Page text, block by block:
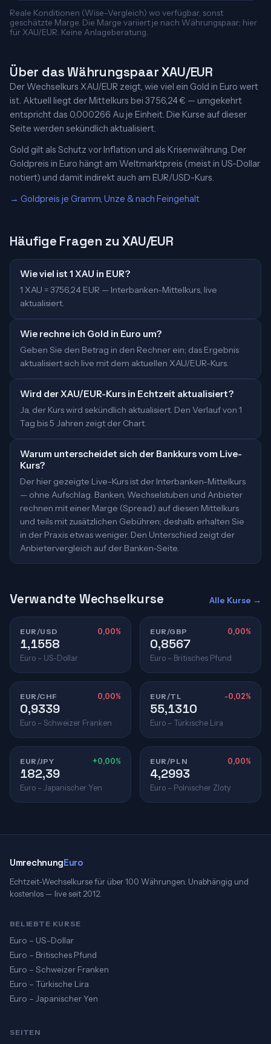
Reale Konditionen (Wise-Vergleich) wo verfügbar, sonst
geschätzte Marge. Die Marge variiert je nach Währungspaar; hier
für XAU/EUR. Keine Anlageberatung.
Über das Währungspaar XAU/EUR
Der Wechselkurs XAU/EUR zeigt, wie viel ein Gold in Euro wert
ist. Aktuell liegt der Mittelkurs bei 3756,24 € — umgekehrt
entspricht das 0,000266 Au je Einheit. Die Kurse auf dieser
Seite werden sekündlich aktualisiert.
Gold gilt als Schutz vor Inflation und als Krisenwährung. Der
Goldpreis in Euro hängt am Weltmarktpreis (meist in US-Dollar
notiert) und damit indirekt auch am EUR/USD-Kurs.
→ Goldpreis je Gramm, Unze & nach Feingehalt
Häufige Fragen zu XAU/EUR
Wie viel ist 1 XAU in EUR?
1 XAU = 3756,24 EUR — Interbanken-Mittelkurs, live
aktualisiert.
Wie rechne ich Gold in Euro um?
Geben Sie den Betrag in den Rechner ein; das Ergebnis
aktualisiert sich live mit dem aktuellen XAU/EUR-Kurs.
Wird der XAU/EUR-Kurs in Echtzeit aktualisiert?
Ja, der Kurs wird sekündlich aktualisiert. Den Verlauf von 1
Tag bis 5 Jahren zeigt der Chart.
Warum unterscheidet sich der Bankkurs vom Live-
Kurs?
Der hier gezeigte Live-Kurs ist der Interbanken-Mittelkurs
— ohne Aufschlag. Banken, Wechselstuben und Anbieter
rechnen mit einer Marge (Spread) auf diesen Mittelkurs
und teils mit zusätzlichen Gebühren; deshalb erhalten Sie
in der Praxis etwas weniger. Den Unterschied zeigt der
Anbietervergleich auf der Banken-Seite.
Verwandte Wechselkurse Alle Kurse →
EUR/USD 0,00%
1,1558
Euro – US-Dollar
EUR/GBP 0,00%
0,8567
Euro – Britisches Pfund
EUR/CHF 0,00%
0,9339
Euro – Schweizer Franken
EUR/TL -0,02%
55,1310
Euro – Türkische Lira
EUR/JPY +0,00%
182,39
Euro – Japanischer Yen
EUR/PLN 0,00%
4,2993
Euro – Polnischer Zloty
UmrechnungEuro
Echtzeit-Wechselkurse für über 100 Währungen. Unabhängig und
kostenlos — live seit 2012.
BELIEBTE KURSE
Euro – US-Dollar
Euro – Britisches Pfund
Euro – Schweizer Franken
Euro – Türkische Lira
Euro – Japanischer Yen
SEITEN